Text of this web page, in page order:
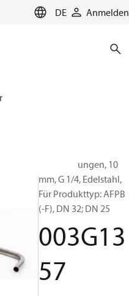
DE Anmelden
Steuerleitungen, 10
mm, G 1/4, Edelstahl,
Für Produkttyp: AFPB
(-F), DN 32; DN 25
003G13
57